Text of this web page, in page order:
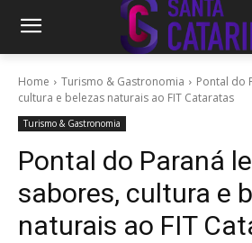
Home Turismo & Gastronomia
Pontal do
cultura e belezas naturais ao FIT Cataratas
Turismo & Gastronomia
Pontal do Paraná
sabores, cultura e
naturais ao FIT